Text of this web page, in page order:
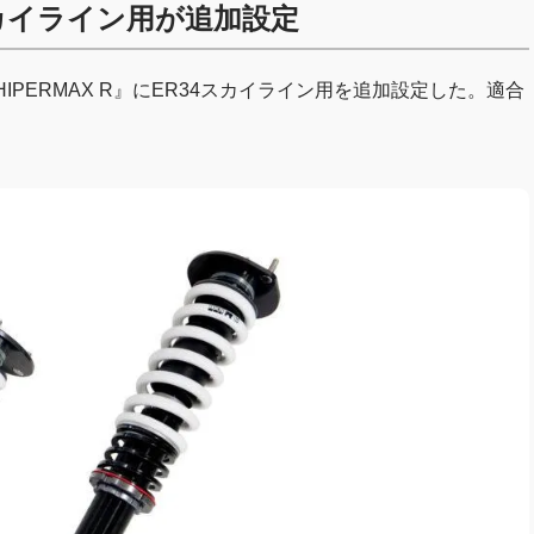
ライン用が追加設定
R』にER34スカイライン用を追加設定した。適合